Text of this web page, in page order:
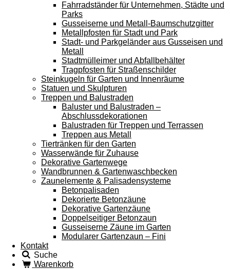
Fahrradständer für Unternehmen, Städte und
Parks
Gusseiserne und Metall-Baumschutzgitter
Metallpfosten für Stadt und Park
Stadt- und Parkgeländer aus Gusseisen und
Metall
Stadtmülleimer und Abfallbehälter
Tragpfosten für Straßenschilder
Steinkugeln für Garten und Innenräume
Statuen und Skulpturen
Treppen und Balustraden
Baluster und Balustraden –
Abschlussdekorationen
Balustraden für Treppen und Terrassen
Treppen aus Metall
Tiertränken für den Garten
Wasserwände für Zuhause
Dekorative Gartenwege
Wandbrunnen & Gartenwaschbecken
Zaunelemente & Palisadensysteme
Betonpalisaden
Dekorierte Betonzäune
Dekorative Gartenzäune
Doppelseitiger Betonzaun
Gusseiserne Zäune im Garten
Modularer Gartenzaun – Fini
Kontakt
Suche
Warenkorb